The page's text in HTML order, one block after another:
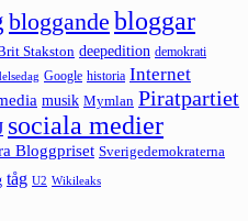
bloggande bloggar
Stakston deepedition demokrati
Google historia Internet
musik Mymlan Piratpartiet
sociala medier
Bloggpriset Sverigedemokraterna
tåg U2 Wikileaks